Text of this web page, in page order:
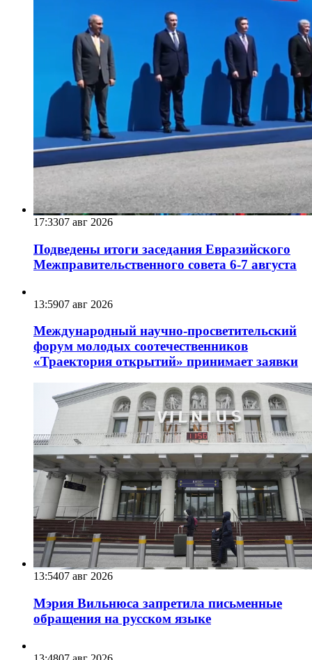
17:3307 авг 2026
Подведены итоги заседания Евразийского
Межправительственного совета 6-7 августа
13:5907 авг 2026
Международный научно-просветительский
форум молодых соотечественников
«Траектория открытий» принимает заявки
13:5407 авг 2026
Мэрия Вильнюса запретила письменные
обращения на русском языке